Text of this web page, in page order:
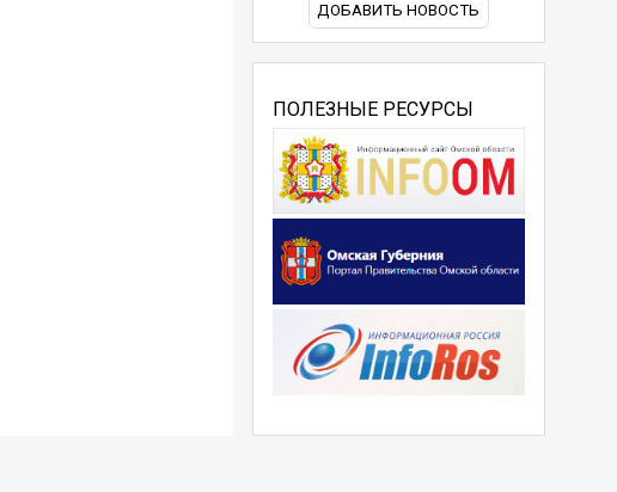
ДОБАВИТЬ НОВОСТЬ
ПОЛЕЗНЫЕ РЕСУРСЫ